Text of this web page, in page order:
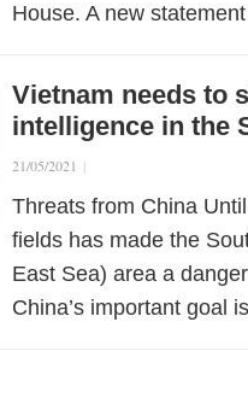
House. A new
Vietnam needs to
intelligence in the
21/05/2021 |
Threats from China
fields has made the
East Sea) area a
China’s important goal